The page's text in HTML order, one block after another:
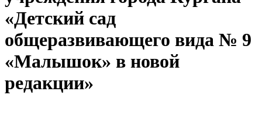
«Детский сад
общеразвивающего вида № 9
«Малышок» в новой
редакции»